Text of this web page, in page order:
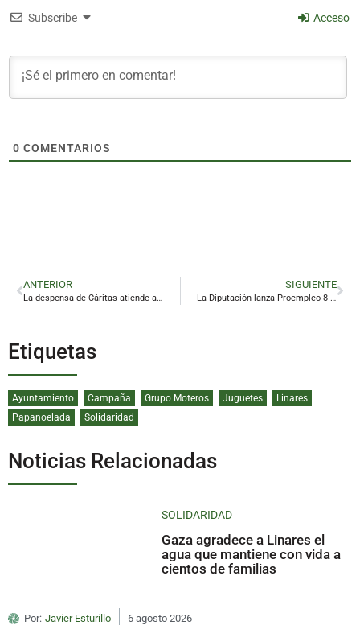
Subscribe Acceso
0 COMENTARIOS
ANTERIOR
La despensa de Cáritas atiende al año a 30.000 jiennenses vulnerables
SIGUIENTE
La Diputación lanza Proempleo 8 para fomentar la inserción laboral de 1.300 desempleados
Etiquetas
Ayuntamiento Campaña Grupo Moteros Juguetes
Linares
Papanoelada
Solidaridad
Noticias Relacionadas
SOLIDARIDAD
Gaza agradece a Linares el
agua que mantiene con vida a
cientos de familias
Por: Javier Esturillo 6 agosto 2026